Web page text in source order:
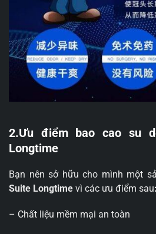
2.Ưu điểm bao cao su
Longtime
Bạn nên sở hữu cho mình một
Suite Longtime vì các ưu điểm sau:
– Chất liệu mềm mại an toàn